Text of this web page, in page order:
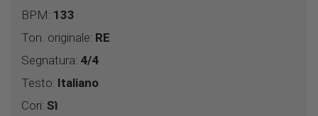
BPM: 133
Ton. originale: RE
Segnatura: 4/4
Testo: Italiano
Cori: Sì